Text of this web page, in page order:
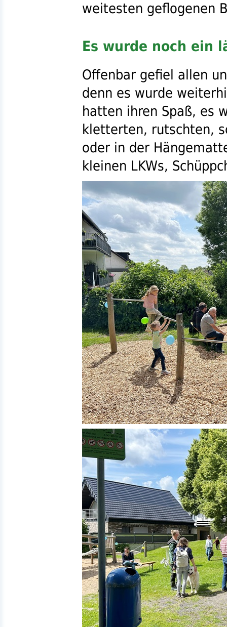
weitesten geflogenen
Es wurde noch ein
Offenbar gefiel allen
denn es wurde
hatten ihren Spaß, es
kletterten, rutschten,
oder in der
kleinen LKWs,